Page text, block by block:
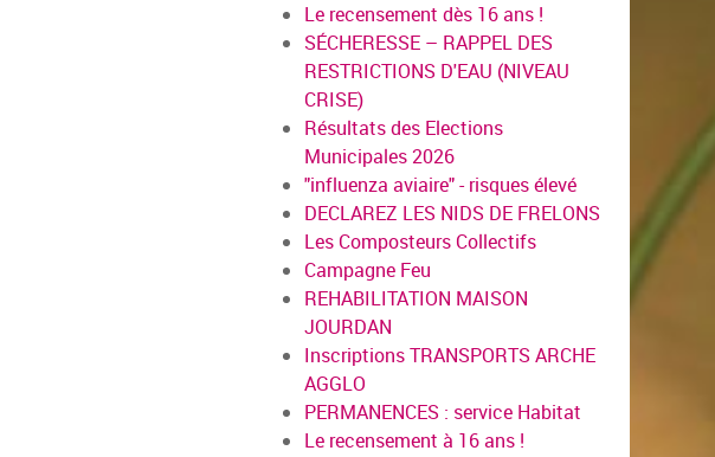
Le recensement dès 16 ans !
SÉCHERESSE – RAPPEL DES
RESTRICTIONS D'EAU (NIVEAU
CRISE)
Résultats des Elections
Municipales 2026
"influenza aviaire" - risques élevé
DECLAREZ LES NIDS DE FRELONS
Les Composteurs Collectifs
Campagne Feu
REHABILITATION MAISON
JOURDAN
Inscriptions TRANSPORTS ARCHE
AGGLO
PERMANENCES : service Habitat
Le recensement à 16 ans !